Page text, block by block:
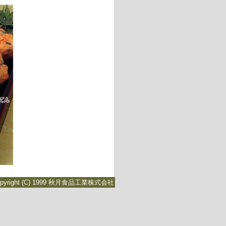
(C) 1999 秋月食品工業株式会社